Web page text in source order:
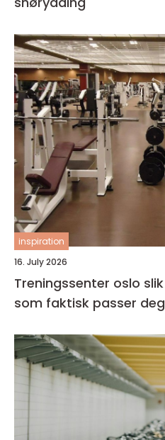
inspiration
16. July 2026
Treningssenter oslo slik finner du senteret
som faktisk passer deg